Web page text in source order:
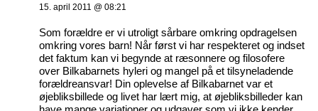
15. april 2011 @ 08:21
Som forældre er vi utroligt sårbare omkring opdragelsen
omkring vores barn! Når først vi har respekteret og indset
det faktum kan vi begynde at ræsonnere og filosofere
over Bilkabarnets hyleri og mangel på et tilsyneladende
forældreansvar! Din oplevelse af Bilkabarnet var et
øjebliksbillede og livet har lært mig, at øjebliksbilleder kan